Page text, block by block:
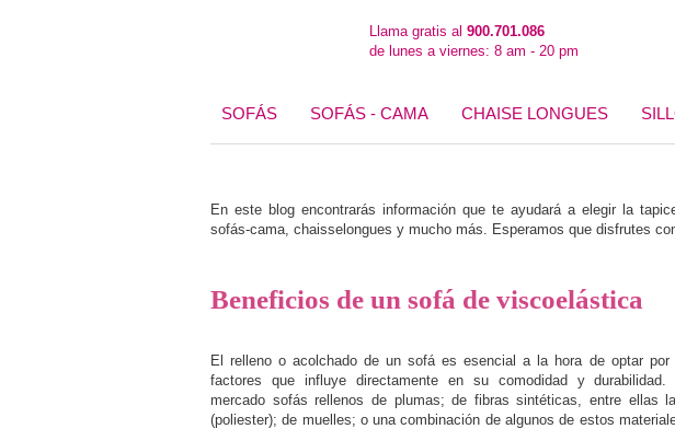
Llama gratis al 900.701.086
de lunes a viernes: 8 am - 20 pm
SOFÁS SOFÁS - CAMA CHAISE LONGUES
En este blog encontrarás información que te ayudará a elegir la
sofás-cama, chaisselongues y mucho más. Esperamos que disfrutes
Beneficios de un sofá de viscoelástica
El relleno o acolchado de un sofá es esencial a la hora de optar
factores que influye directamente en su comodidad y
mercado sofás rellenos de plumas; de fibras sintéticas, entre ellas
(poliester); de muelles; o una combinación de algunos de estos